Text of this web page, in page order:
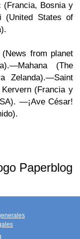
(Francia, Bosnia y
(United States of
from planet
(The
Zelanda).—Saint
(Francia y
—¡Ave César!